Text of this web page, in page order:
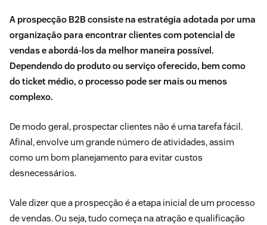
A prospecção B2B consiste na estratégia adotada por uma
organização para encontrar clientes com potencial de
vendas e abordá-los da melhor maneira possível.
Dependendo do produto ou serviço oferecido, bem como
do ticket médio, o processo pode ser mais ou menos
complexo.
De modo geral, prospectar clientes não é uma tarefa fácil.
Afinal, envolve um grande número de atividades, assim
como um bom planejamento para evitar custos
desnecessários.
Vale dizer que a prospecção é a etapa inicial de um processo
de vendas. Ou seja, tudo começa na atração e qualificação